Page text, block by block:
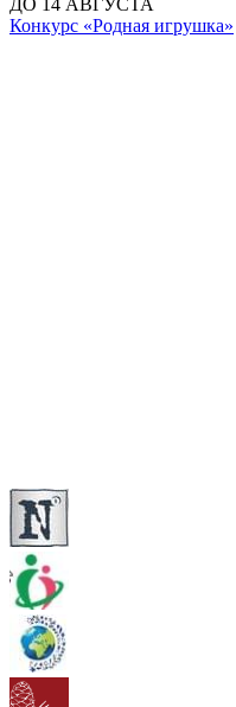
Конкурс «Родная игрушка»